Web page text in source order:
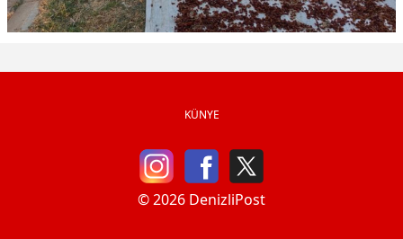
KÜNYE
© 2026 DenizliPost